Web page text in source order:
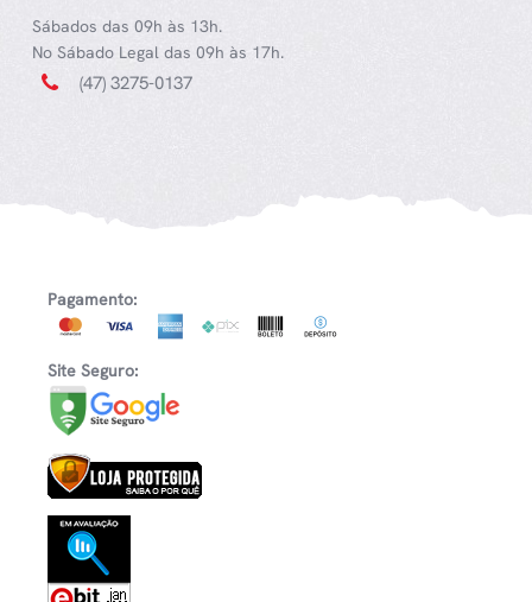
Sábados das 09h às 13h.
No Sábado Legal das 09h às 17h.
(47) 3275-0137
Pagamento:
Site Seguro: